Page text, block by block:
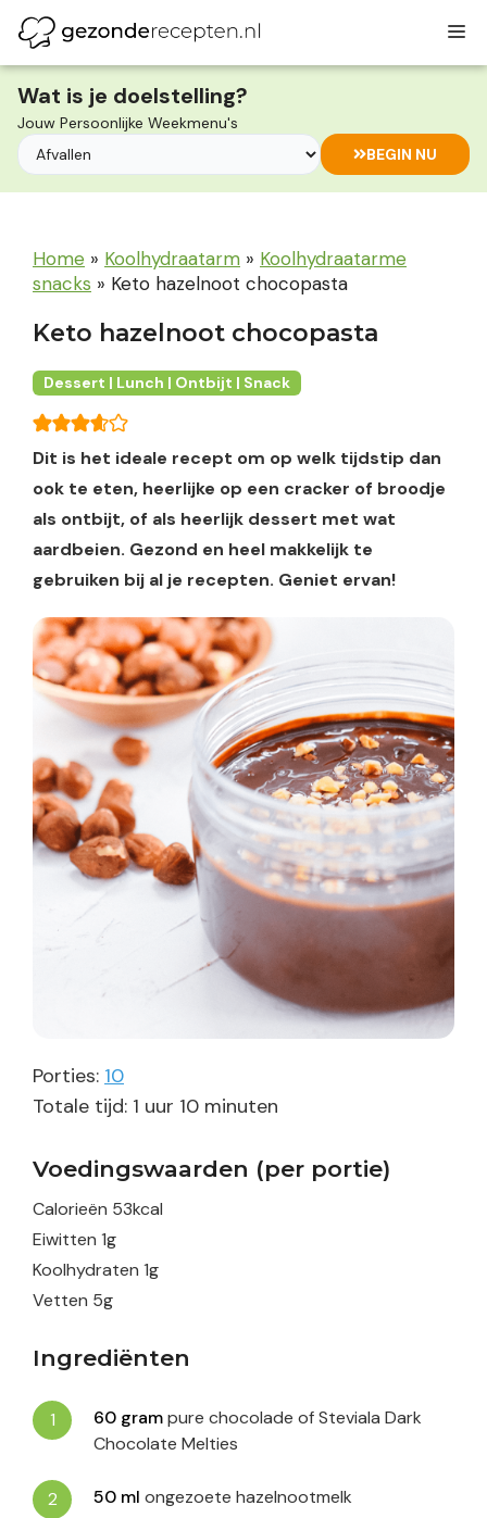
naar
de
inhoud
Wat is je doelstelling?
Jouw Persoonlijke Weekmenu's
BEGIN NU
Home » Koolhydraatarm » Koolhydraatarme
snacks » Keto hazelnoot chocopasta
Keto hazelnoot chocopasta
Dessert | Lunch | Ontbijt | Snack
Dit is het ideale recept om op welk tijdstip dan
ook te eten, heerlijke op een cracker of broodje
als ontbijt, of als heerlijk dessert met wat
aardbeien. Gezond en heel makkelijk te
gebruiken bij al je recepten. Geniet ervan!
Porties: 10
Totale tijd: 1 uur
uur 10minuten
minuten
Voedingswaarden (per portie)
Calorieën 53kcal
Eiwitten 1g
Koolhydraten 1g
Vetten 5g
Ingrediënten
60 grampure chocolade of Steviala Dark
Chocolate Melties
50 ml ongezoete hazelnootmelk